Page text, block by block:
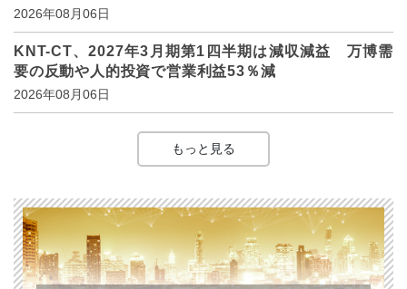
2026年08月06日
KNT-CT、2027年3月期第1四半期は減収減益 万博需
要の反動や人的投資で営業利益53％減
2026年08月06日
もっと見る